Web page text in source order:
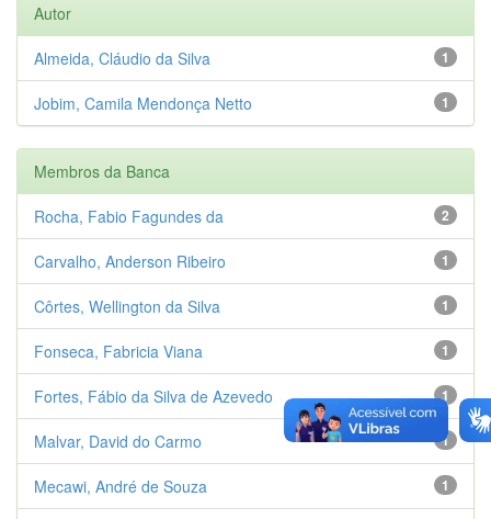
Autor
1
Almeida, Cláudio da Silva
1
Jobim, Camila Mendonça Netto
Membros da Banca
2
Rocha, Fabio Fagundes da
1
Carvalho, Anderson Ribeiro
1
Côrtes, Wellington da Silva
1
Fonseca, Fabricia Viana
1
Fortes, Fábio da Silva de Azevedo
1
Malvar, David do Carmo
1
Mecawi, André de Souza